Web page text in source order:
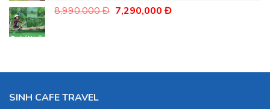
là:
tại
8,990,000Đ Giá
7,290,000ĐGiá
SINH CAFE TRAVEL